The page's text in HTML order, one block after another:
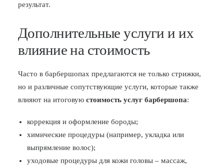
результат.
Дополнительные услуги и их
влияние на стоимость
Часто в барбершопах предлагаются не только стрижки,
но и различные сопутствующие услуги, которые также
влияют на итоговую стоимость услуг барбершопа:
коррекция и оформление бороды;
химические процедуры (например, укладка или
выпрямление волос);
уходовые процедуры для кожи головы – массаж,